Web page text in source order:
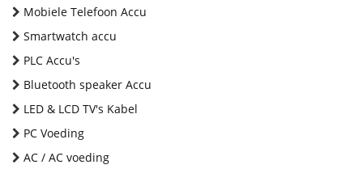
Mobiele Telefoon Accu
Smartwatch accu
PLC Accu's
Bluetooth speaker Accu
LED & LCD TV's Kabel
PC Voeding
AC / AC voeding